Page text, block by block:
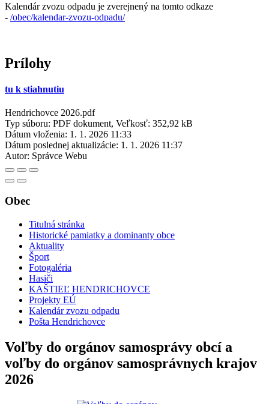
Kalendár zvozu odpadu je zverejnený na tomto odkaze
- /obec/kalendar-zvozu-odpadu/
Prílohy
tu k stiahnutiu
Hendrichovce 2026.pdf
Typ súboru: PDF dokument, Veľkosť: 352,92 kB
Dátum vloženia: 1. 1. 2026 11:33
Dátum poslednej aktualizácie: 1. 1. 2026 11:37
Autor: Správce Webu
Obec
Titulná stránka
Historické pamiatky a dominanty obce
Aktuality
Šport
Fotogaléria
Hasiči
KAŠTIEĽ HENDRICHOVCE
Projekty EÚ
Kalendár zvozu odpadu
Pošta Hendrichovce
Voľby do orgánov samosprávy obcí a
voľby do orgánov samosprávnych krajov
2026